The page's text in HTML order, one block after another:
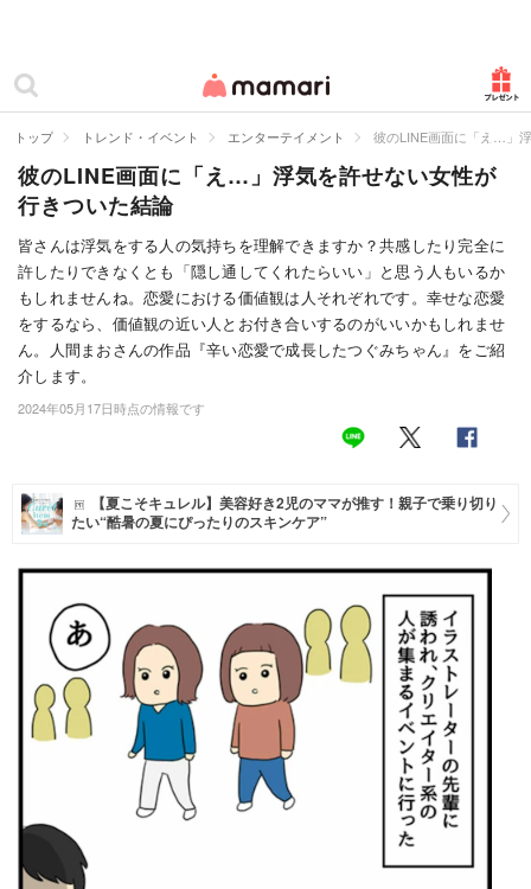
ママリ
カテゴリー一覧
妊娠
出産
赤ちゃん・育児
子育て・家族
病院
美容・ファッション
住まい
マネー
トレンド・イベント
トップ トレンド・イベント エンターテイメント 彼のLINE画面に「え…」
彼のLINE画面に「え…」浮気を許せない女性が
行きついた結論
皆さんは浮気をする人の気持ちを理解できますか？共感したり完全に
許したりできなくとも「隠し通してくれたらいい」と思う人もいるか
もしれませんね。恋愛における価値観は人それぞれです。幸せな恋愛
をするなら、価値観の近い人とお付き合いするのがいいかもしれませ
ん。人間まおさんの作品『辛い恋愛で成長したつぐみちゃん』をご紹
介します。
2024年05月17日時点の情報です
【夏こそキュレル】美容好き2児のママが推す！親子で乗り切り
たい“酷暑の夏にぴったりのスキンケア”